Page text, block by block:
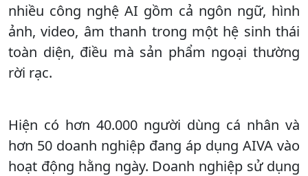
nhiều công nghệ AI gồm cả ngôn ngữ, hình
ảnh, video, âm thanh trong một hệ sinh thái
toàn diện, điều mà sản phẩm ngoại thường
rời rạc.
Hiện có hơn 40.000 người dùng cá nhân và
hơn 50 doanh nghiệp đang áp dụng AIVA vào
hoạt động hằng ngày. Doanh nghiệp sử dụng